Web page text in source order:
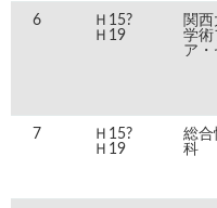
6
Ｈ15?
Ｈ19
関西
学術
ア・
7
Ｈ15?
Ｈ19
総合
科